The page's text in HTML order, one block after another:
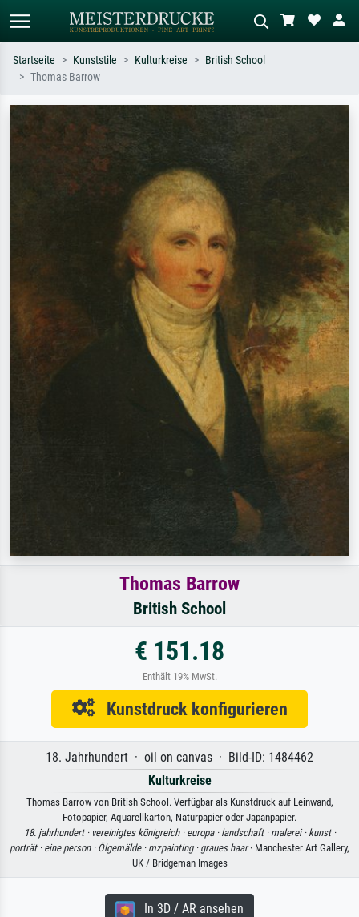
Suchen Sie nach Künstlern, Werktiteln
oder Stilen – z.B. Monet,
Sternennacht, Impressionismus, Welle
Hokusai, Akt.
Beschreiben Sie die Szene – z.B. Grüne
Ölgemälde, Stehender Akt neben einem
Startseite Kunststile Kulturkreise
British School
Thomas Barrow
Thomas Barrow
British School
€ 151.18
Enthält 19% MwSt.
Kunstdruck konfigurieren
18. Jahrhundert · oil on canvas · Bild-ID: 1484462
Kulturkreise
Thomas Barrow von British School. Verfügbar als Kunstdruck auf Leinwand,
Fotopapier, Aquarellkarton, Naturpapier oder Japanpapier.
18. jahrhundert · vereinigtes königreich · europa · landschaft · malerei · kunst ·
porträt · eine person · Ölgemälde · mzpainting · graues haar· Manchester Art Gallery,
UK / Bridgeman Images
In 3D / AR ansehen